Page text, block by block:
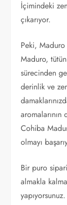
İçimindeki
çıkarıyor.
Peki,
Maduro,
sürecinden
derinlik ve
Cohiba
olmayı
Bir puro
almakla